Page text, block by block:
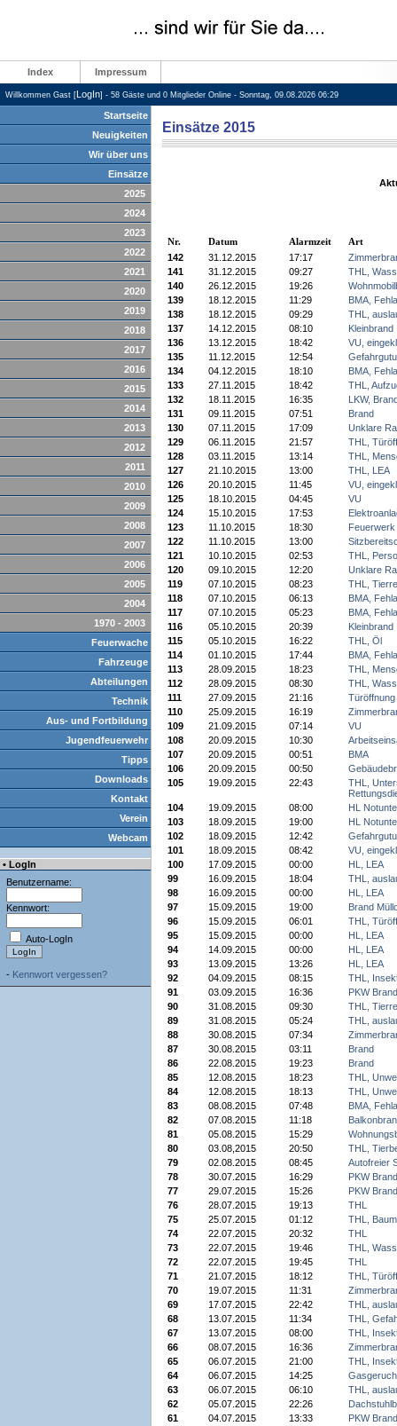
Index Impressum
Willkommen Gast [LogIn] - 58 Gäste und 0 Mitglieder Online - Sonntag, 09.08.2026 06:29
Startseite
Neuigkeiten
Wir über uns
Einsätze
2025
2024
2023
2022
2021
2020
2019
2018
2017
2016
2015
2014
2013
2012
2011
2010
2009
2008
2007
2006
2005
2004
1970 - 2003
Feuerwache
Fahrzeuge
Abteilungen
Technik
Aus- und Fortbildung
Jugendfeuerwehr
Tipps
Downloads
Kontakt
Verein
Webcam
• LogIn
Benutzername:
Kennwort:
Auto-LogIn
- Kennwort vergessen?
Einsätze 2015
Nr. Datum Alarmzeit
Art
142
31.12.2015 17:17
141
31.12.2015 09:27
THL,
140
26.12.2015 19:26
139
18.12.2015 11:29
BMA,
138
18.12.2015 09:29
THL,
137
14.12.2015 08:10
Kleinbrand
136
13.12.2015 18:42
VU,
135
11.12.2015 12:54
134
04.12.2015 18:10
BMA,
133
27.11.2015 18:42
THL,
132
18.11.2015 16:35
LKW,
131
09.11.2015 07:51
Brand
130
07.11.2015 17:09
Unklare
129
06.11.2015 21:57
THL,
128
03.11.2015 13:14
THL,
127
21.10.2015 13:00
THL, LEA
126
20.10.2015 11:45
VU,
125
18.10.2015 04:45
VU
124
15.10.2015 17:53
123
11.10.2015 18:30
Feuerwerk
122
11.10.2015 13:00
121
10.10.2015 02:53
THL,
120
09.10.2015 12:20
Unklare
119
07.10.2015 08:23
THL,
118
07.10.2015 06:13
BMA,
117
07.10.2015 05:23
BMA,
116
05.10.2015 20:39
Kleinbrand
115
05.10.2015 16:22
THL, Öl
114
01.10.2015 17:44
BMA,
113
28.09.2015 18:23
THL,
112
28.09.2015 08:30
THL,
111
27.09.2015 21:16
Türöffnung
110
25.09.2015 16:19
109
21.09.2015 07:14
VU
108
20.09.2015 10:30
107
20.09.2015 00:51
BMA
106
20.09.2015 00:50
105
19.09.2015 22:43
THL,
104
19.09.2015 08:00
HL
103
18.09.2015 19:00
HL
102
18.09.2015 12:42
101
18.09.2015 08:42
VU,
100
17.09.2015 00:00
HL, LEA
99
16.09.2015 18:04
THL,
98
16.09.2015 00:00
HL, LEA
97
15.09.2015 19:00
Brand
96
15.09.2015 06:01
THL,
95
15.09.2015 00:00
HL, LEA
94
14.09.2015 00:00
HL, LEA
93
13.09.2015 13:26
HL, LEA
92
04.09.2015 08:15
THL,
91
03.09.2015 16:36
PKW Brand
90
31.08.2015 09:30
THL,
89
31.08.2015 05:24
THL,
88
30.08.2015 07:34
87
30.08.2015 03:11
Brand
86
22.08.2015 19:23
Brand
85
12.08.2015 18:23
THL,
84
12.08.2015 18:13
THL,
83
08.08.2015 07:48
BMA,
82
07.08.2015 11:18
81
05.08.2015 15:29
80
03.08,2015 20:50
THL,
79
02.08.2015 08:45
Autofreier
78
30.07.2015 16:29
PKW Brand
77
29.07.2015 15:26
PKW Brand
76
28.07.2015 19:13
THL
75
25.07.2015 01:12
THL,
74
22.07.2015 20:32
THL
73
22.07.2015 19:46
THL,
72
22.07.2015 19:45
THL
71
21.07.2015 18:12
THL,
70
19.07.2015 11:31
69
17.07.2015 22:42
THL,
68
13.07.2015 11:34
THL,
67
13.07.2015 08:00
THL,
66
08.07.2015 16:36
65
06.07.2015 21:00
THL,
64
06.07.2015 14:25
Gasgeruch
63
06.07.2015 06:10
THL,
62
05.07.2015 22:26
61
04.07.2015 13:33
PKW Brand